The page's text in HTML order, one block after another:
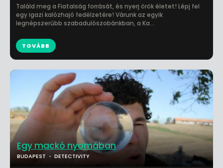
Találd meg a Fiatalság forrását, és nyerj örök életet! Lépj fel
egy igazi kalózhajó fedélzetére! Várunk az egyik
legnépszerűbb szabadulószobánkban, a Ka...
TOVÁBB
Egy mackó nyomában
BUDAPEST DETECTIVITY